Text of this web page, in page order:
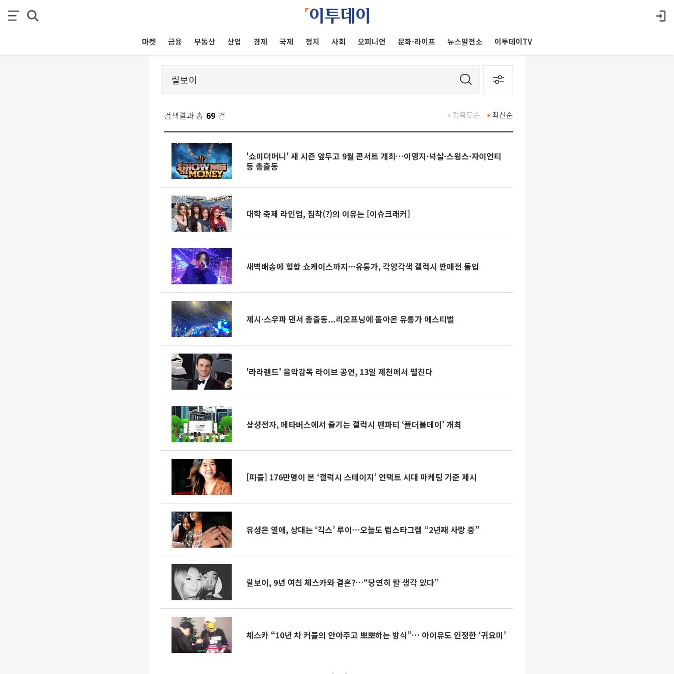
마켓 금융 부동산 산업 경제 국제 정치 사회 오피니언 문화·라이프 뉴스발전소 이투데이TV
검색결과 총 69 건 최신순
정확도순
'쇼미더머니' 새 시즌 앞두고 9월 콘서트 개최…이영지·넉살·스윙스·자이언티
등 총출동
대학 축제 라인업, 집착(?)의 이유는 [이슈크래커]
새벽배송에 힙합 쇼케이스까지···유통가, 각양각색 갤럭시 판매전 돌입
제시·스우파 댄서 총출동...리오프닝에 돌아온 유통가 페스티벌
'라라랜드' 음악감독 라이브 공연, 13일 제천에서 펼친다
삼성전자, 메타버스에서 즐기는 갤럭시 팬파티 ‘폴더블데이’ 개최
[피플] 176만명이 본 ‘갤럭시 스테이지’ 언택트 시대 마케팅 기준 제시
유성은 열애, 상대는 ‘긱스’ 루이…오늘도 럽스타그램 “2년째 사랑 중”
릴보이, 9년 여친 체스카와 결혼?…“당연히 할 생각 있다”
체스카 “10년 차 커플의 안아주고 뽀뽀하는 방식”… 아이유도 인정한 ‘귀요미’